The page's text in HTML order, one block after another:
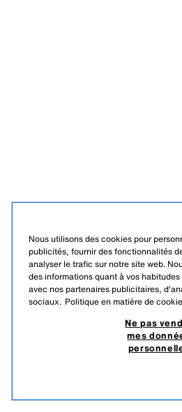
Nous utilisons des cookies pour
publicités, fournir des fonctionnalités
analyser le trafic sur notre site web.
des informations quant à vos
avec nos partenaires publicitaires,
sociaux. Politique en matière de
Ne pas
mes